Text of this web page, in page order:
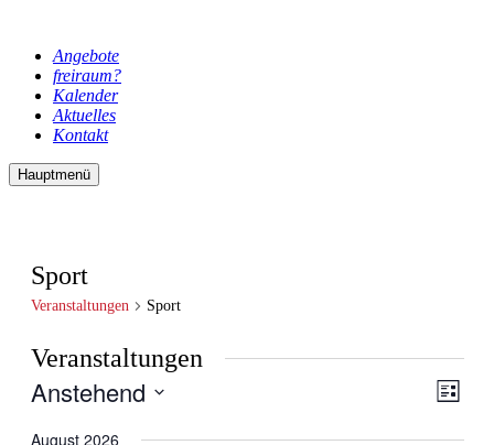
Angebote
freiraum?
Kalender
Aktuelles
Kontakt
Hauptmenü
Sport
Veranstaltungen Sport
Veranstaltungen
Liste
Anstehend
wählen.
August 2026